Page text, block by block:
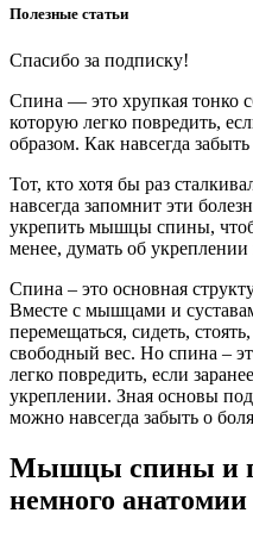
Полезные статьи
Спасибо за подписку!
Спина — это хрупкая тонко
которую легко повредить,
образом. Как навсегда
Тот, кто хотя бы раз
навсегда запомнит эти
укрепить мышцы спины,
менее, думать об
Спина – это основная
Вместе с мышцами и
перемещаться, сидеть,
свободный вес. Но спина –
легко повредить, если
укреплении. Зная основы
можно навсегда забыть о
Мышцы спины и
немного анатомии